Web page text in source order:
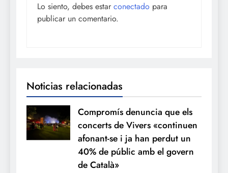
Lo siento, debes estar conectado para
publicar un comentario.
Noticias relacionadas
Compromís denuncia que els
concerts de Vivers «continuen
afonant-se i ja han perdut un
40% de públic amb el govern
de Català»